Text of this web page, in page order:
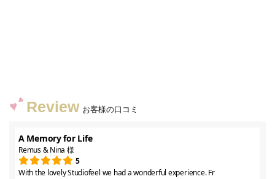
Review お客様の口コミ
A Memory for Life
Remus & Nina 様
5
With the lovely Studiofeel we had a wonderful experience. Fr